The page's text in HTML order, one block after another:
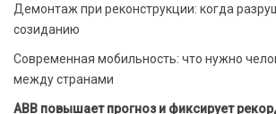
Демонтаж при реконструкции: когда
созиданию
Современная мобильность: что нужно
между странами
ABB повышает прогноз и фиксирует